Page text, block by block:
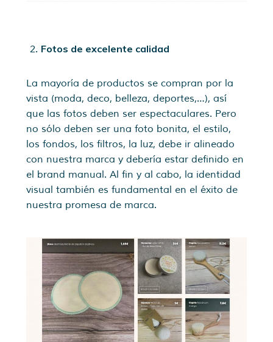
Fotos de excelente calidad
La mayoría de productos se compran por la
vista (moda, deco, belleza, deportes,…), así
que las fotos deben ser espectaculares. Pero
no sólo deben ser una foto bonita, el estilo,
los fondos, los filtros, la luz, debe ir alineado
con nuestra marca y debería estar definido en
el brand manual. Al fin y al cabo, la identidad
visual también es fundamental en el éxito de
nuestra promesa de marca.